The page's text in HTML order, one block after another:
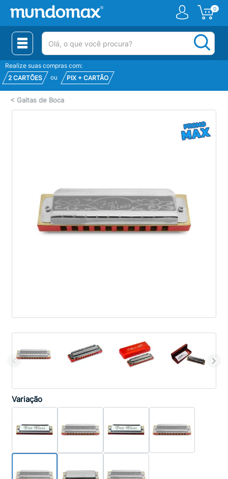
0
(pesquisar)
Realize suas compras com:
2 CARTÕES
ou PIX + CARTÃO
< Gaitas de Boca
Variação